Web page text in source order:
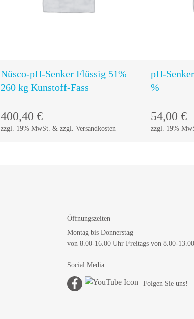
Nüsco-pH-Senker Flüssig 51%
260 kg Kunstoff-Fass
400,40 €
zzgl. 19% MwSt. & zzgl. Versandkosten
pH-
%
54,00 €
zzgl. 19%
Öffnungszeiten
Montag bis Donnerstag
von 8.00-16.00 Uhr Freitags von 8.00-
Social Media
Folgen Sie uns!